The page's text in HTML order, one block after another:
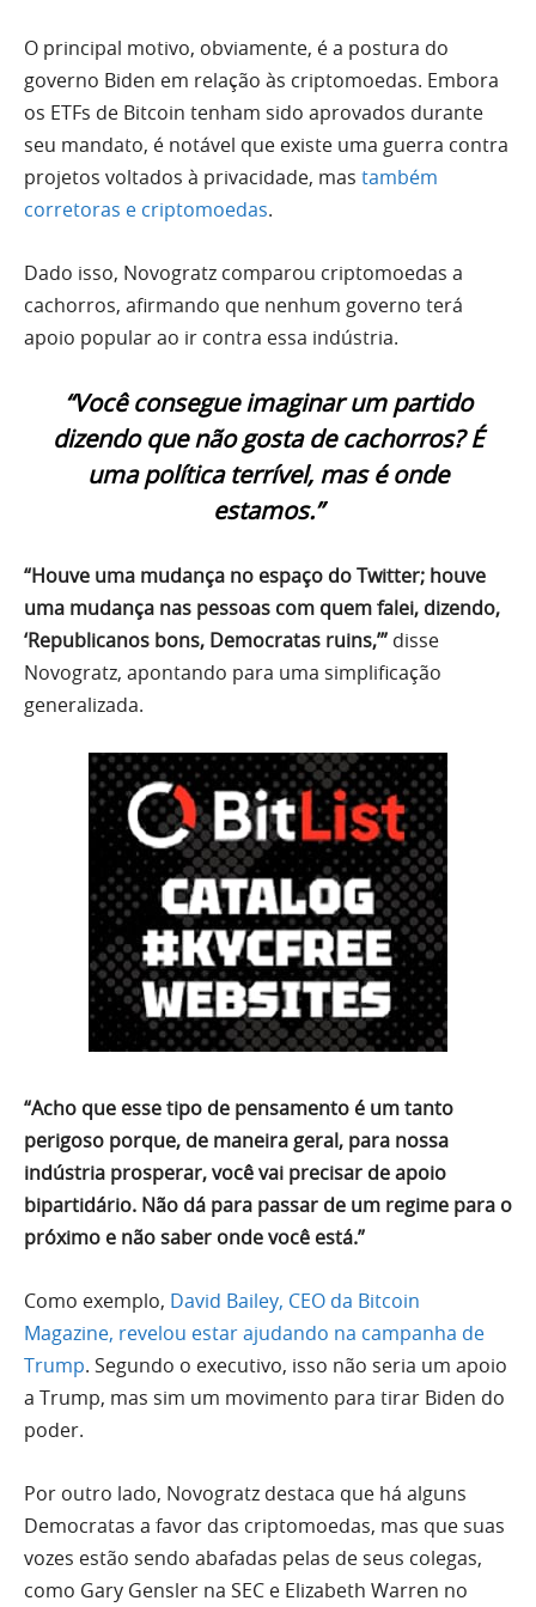
O principal motivo, obviamente, é a postura do
governo Biden em relação às criptomoedas. Embora
os ETFs de Bitcoin tenham sido aprovados durante
seu mandato, é notável que existe uma guerra contra
projetos voltados à privacidade, mas também
corretoras e criptomoedas.
Dado isso, Novogratz comparou criptomoedas a
cachorros, afirmando que nenhum governo terá
apoio popular ao ir contra essa indústria.
“Você consegue imaginar um partido
dizendo que não gosta de cachorros? É
uma política terrível, mas é onde
estamos.”
“Houve uma mudança no espaço do Twitter; houve
uma mudança nas pessoas com quem falei, dizendo,
‘Republicanos bons, Democratas ruins,’” disse
Novogratz, apontando para uma simplificação
generalizada.
“Acho que esse tipo de pensamento é um tanto
perigoso porque, de maneira geral, para nossa
indústria prosperar, você vai precisar de apoio
bipartidário. Não dá para passar de um regime para o
próximo e não saber onde você está.”
Como exemplo, David Bailey, CEO da Bitcoin
Magazine, revelou estar ajudando na campanha de
Trump. Segundo o executivo, isso não seria um apoio
a Trump, mas sim um movimento para tirar Biden do
poder.
Por outro lado, Novogratz destaca que há alguns
Democratas a favor das criptomoedas, mas que suas
vozes estão sendo abafadas pelas de seus colegas,
como Gary Gensler na SEC e Elizabeth Warren no